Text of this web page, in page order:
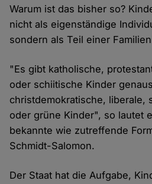
Warum ist das bisher so?
nicht als eigenständige
sondern als Teil einer
"Es gibt katholische,
oder schiitische Kinder
christdemokratische, liberale,
oder grüne Kinder", so lautet
bekannte wie zutreffende
Schmidt-Salomon.
Der Staat hat die Aufgabe,